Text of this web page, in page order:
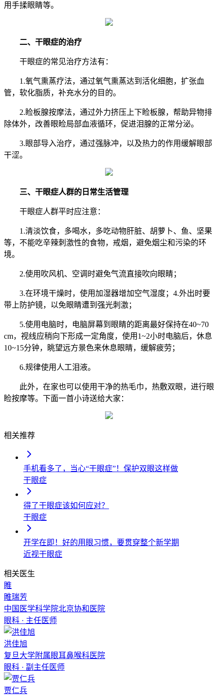
用手揉眼睛等。
二、干眼症的治疗
干眼症的常见治疗方法有：
1.氧气熏蒸疗法，通过氧气熏蒸达到活化细胞，扩张血
管，软化脂质，补充水分的目的。
2.睑板腺按摩法，通过外力挤压上下睑板腺，帮助异物排
除体外，改善眼睑局部血液循环，促进泪腺的正常分泌。
3.眼部导入治疗，通过强脉冲，以及热力的作用缓解眼部
干涩。
三、干眼症人群的日常生活管理
干眼症人群平时应注意：
1.清淡饮食，多喝水，多吃动物肝脏、胡萝卜、鱼、坚果
等，不能吃辛辣刺激性的食物，戒烟，避免烟尘和污染的环
境。
2.使用吹风机、空调时避免气流直接吹向眼睛；
3.在环境干燥时，使用加湿器增加空气湿度； 4.外出时要
带上防护镜，以免眼睛遭到强光刺激；
5.使用电脑时，电脑屏幕到眼睛的距离最好保持在40~70
cm，视线应稍向下形成一定角度，使用1~2小时电脑后，休息
10~15分钟，眺望远方景色来休息眼睛，缓解疲劳；
6.规律使用人工泪液。
此外，在家也可以使用干净的热毛巾，热敷双眼，进行眼
睑按摩等。下面一首小诗送给大家：
相关推荐
手机看多了，当心“干眼症”！保护双眼这样做
干眼症
得了干眼症该如何应对？
干眼症
开学在即！好的用眼习惯，要贯穿整个新学期
近视干眼症
相关医生
睢
睢瑞芳
中国医学科学院北京协和医院
眼科 · 主任医师
洪佳旭
复旦大学附属眼耳鼻喉科医院
眼科 · 副主任医师
贾仁兵